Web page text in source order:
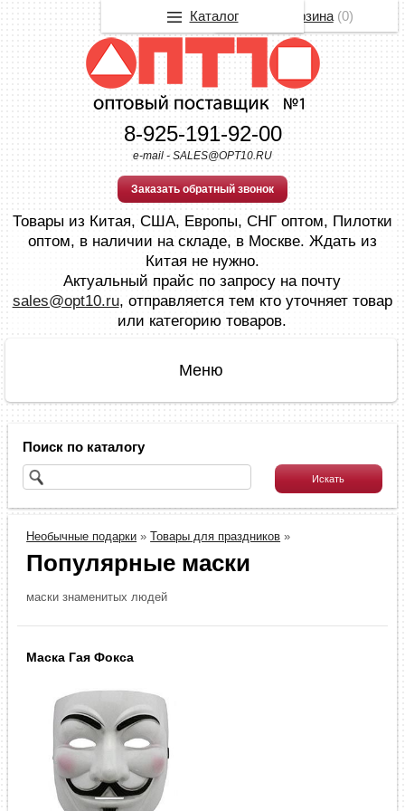
8-925-191-92-00
e-mail - SALES@OPT10.RU
Заказать обратный звонок
Товары из Китая, США, Европы, СНГ оптом, Пилотки
оптом, в наличии на складе, в Москве. Ждать из
Китая не нужно.
Актуальный прайс по запросу на почту
sales@opt10.ru, отправляется тем кто уточняет товар
или категорию товаров.
Поиск по каталогу
Необычные подарки »Товары для праздников »
Популярные маски
маски знаменитых людей
Маска Гая Фокса
Корзина(0)
Каталог